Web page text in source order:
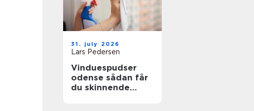
31. july 2026
Lars Pedersen
Vinduespudser
odense sådan får
du skinnende